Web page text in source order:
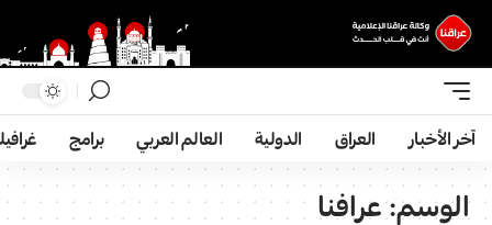
آخر الأخبار العراق الدولية العالم العربي برامج
الوسم:عرافنا